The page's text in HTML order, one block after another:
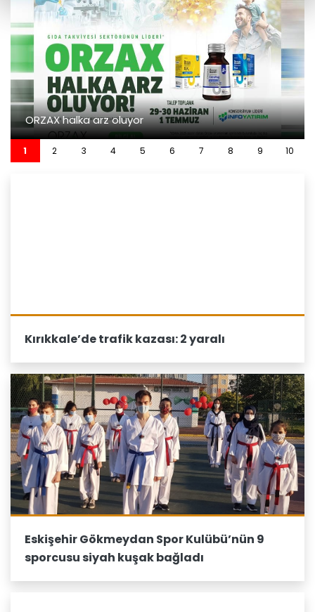
ORZAX halka arz oluyor
1 2 3 4 5 6 7 8 9 10
Kırıkkale’de trafik kazası: 2 yaralı
Eskişehir Gökmeydan Spor Kulübü’nün 9
sporcusu siyah kuşak bağladı